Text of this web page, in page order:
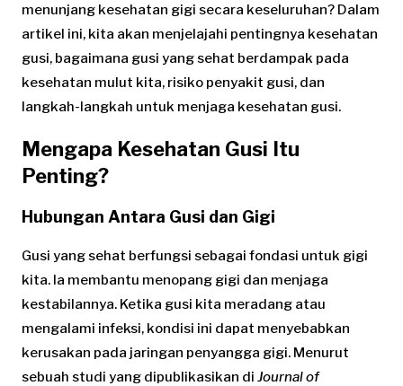
menunjang kesehatan gigi secara keseluruhan? Dalam
artikel ini, kita akan menjelajahi pentingnya kesehatan
gusi, bagaimana gusi yang sehat berdampak pada
kesehatan mulut kita, risiko penyakit gusi, dan
langkah-langkah untuk menjaga kesehatan gusi.
Mengapa Kesehatan Gusi Itu
Penting?
Hubungan Antara Gusi dan Gigi
Gusi yang sehat berfungsi sebagai fondasi untuk gigi
kita. Ia membantu menopang gigi dan menjaga
kestabilannya. Ketika gusi kita meradang atau
mengalami infeksi, kondisi ini dapat menyebabkan
kerusakan pada jaringan penyangga gigi. Menurut
sebuah studi yang dipublikasikan di Journal of